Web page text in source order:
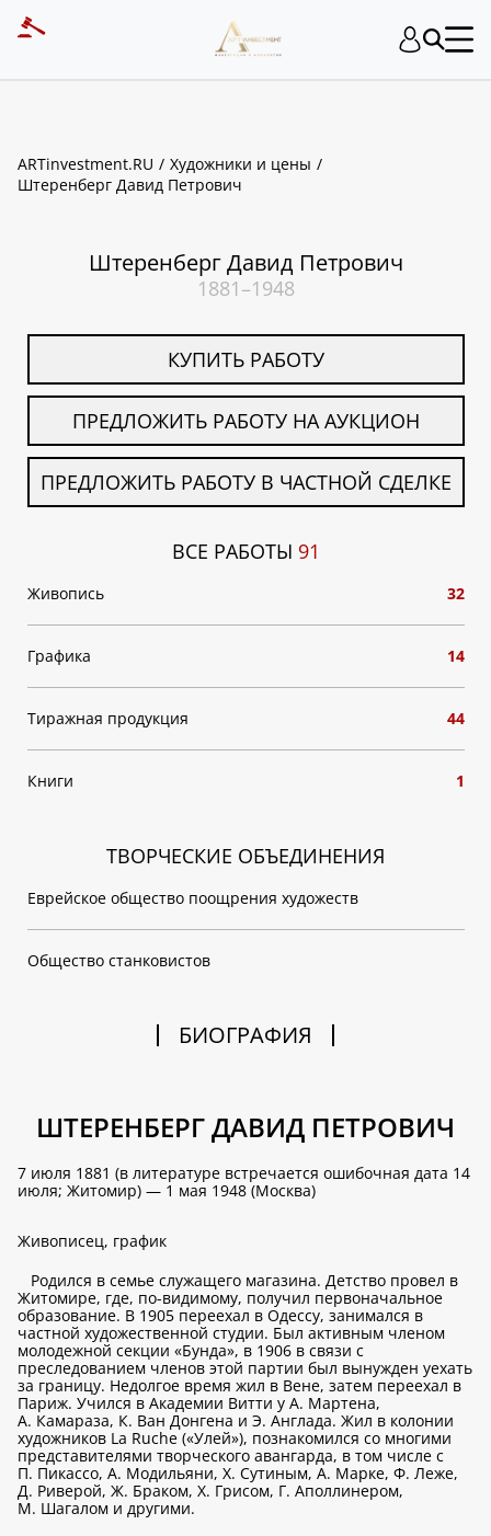
ARTinvestment.RU
Художники и цены
Штеренберг Давид Петрович
Штеренберг Давид Петрович
1881–1948
КУПИТЬ РАБОТУ
ПРЕДЛОЖИТЬ РАБОТУ НА АУКЦИОН
ПРЕДЛОЖИТЬ РАБОТУ В ЧАСТНОЙ СДЕЛКЕ
ВСЕ РАБОТЫ 91
Живопись 32
Графика 14
Тиражная продукция 44
Книги 1
ТВОРЧЕСКИЕ ОБЪЕДИНЕНИЯ
Еврейское общество поощрения художеств
Общество станковистов
БИОГРАФИЯ
ШТЕРЕНБЕРГ ДАВИД ПЕТРОВИЧ
7 июля 1881 (в литературе встречается ошибочная дата 14
июля; Житомир) — 1 мая 1948 (Москва)
Живописец, график
Родился в семье служащего магазина. Детство провел в
Житомире, где, по-видимому, получил первоначальное
образование. В 1905 переехал в Одессу, занимался в
частной художественной студии. Был активным членом
молодежной секции «Бунда», в 1906 в связи с
преследованием членов этой партии был вынужден уехать
за границу. Недолгое время жил в Вене, затем переехал в
Париж. Учился в Академии Витти у А. Мартена,
А. Камараза, К. Ван Донгена и Э. Англада. Жил в колонии
художников La Ruche («Улей»), познакомился со многими
представителями творческого авангарда, в том числе с
П. Пикассо, А. Модильяни, Х. Сутиным, А. Марке, Ф. Леже,
Д. Риверой, Ж. Браком, Х. Грисом, Г. Аполлинером,
М. Шагалом и другими.